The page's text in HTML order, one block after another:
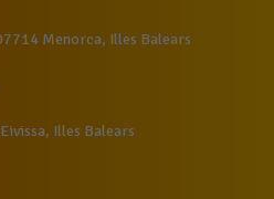
Menorca, Illes Balears
Illes Balears